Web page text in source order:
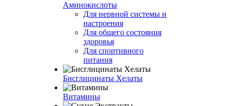
Аминокислоты
Для нервной системы и
настроения
Для общего состояния
здоровья
Для спортивного
питания
Бисглицинаты Хелаты
Витамины